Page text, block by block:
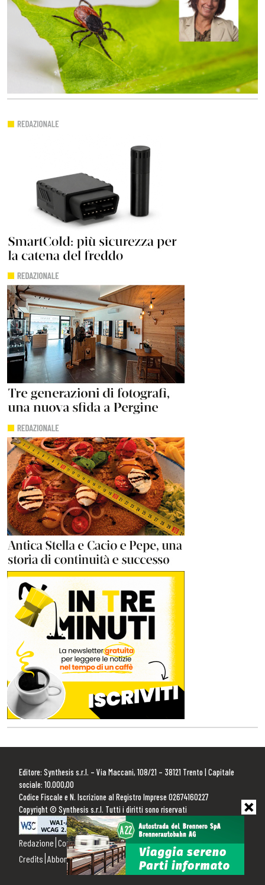
Editore: Synthesis s.r.l. – Via Maccani, 108/21 – 38121 Trento | Capitale
sociale: 10.000,00
Codice Fiscale e N. Iscrizione al Registro Imprese 02674160227
Copyright © Synthesis s.r.l. Tutti i diritti sono riservati
Redazione Contattaci Pubblicità Privacy Policy Cookie Policy
Credits Abbonamenti